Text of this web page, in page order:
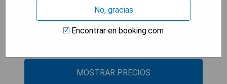
- Espacio adecuado para trabajar desde casa.
- Estacionamiento privado incluido.
- Cercanía a lugares culturales como museos y
MOSTRAR PRECIOS
No, gracias
Encontrar en booking.com